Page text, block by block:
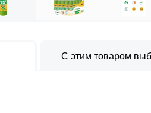
С этим товаром